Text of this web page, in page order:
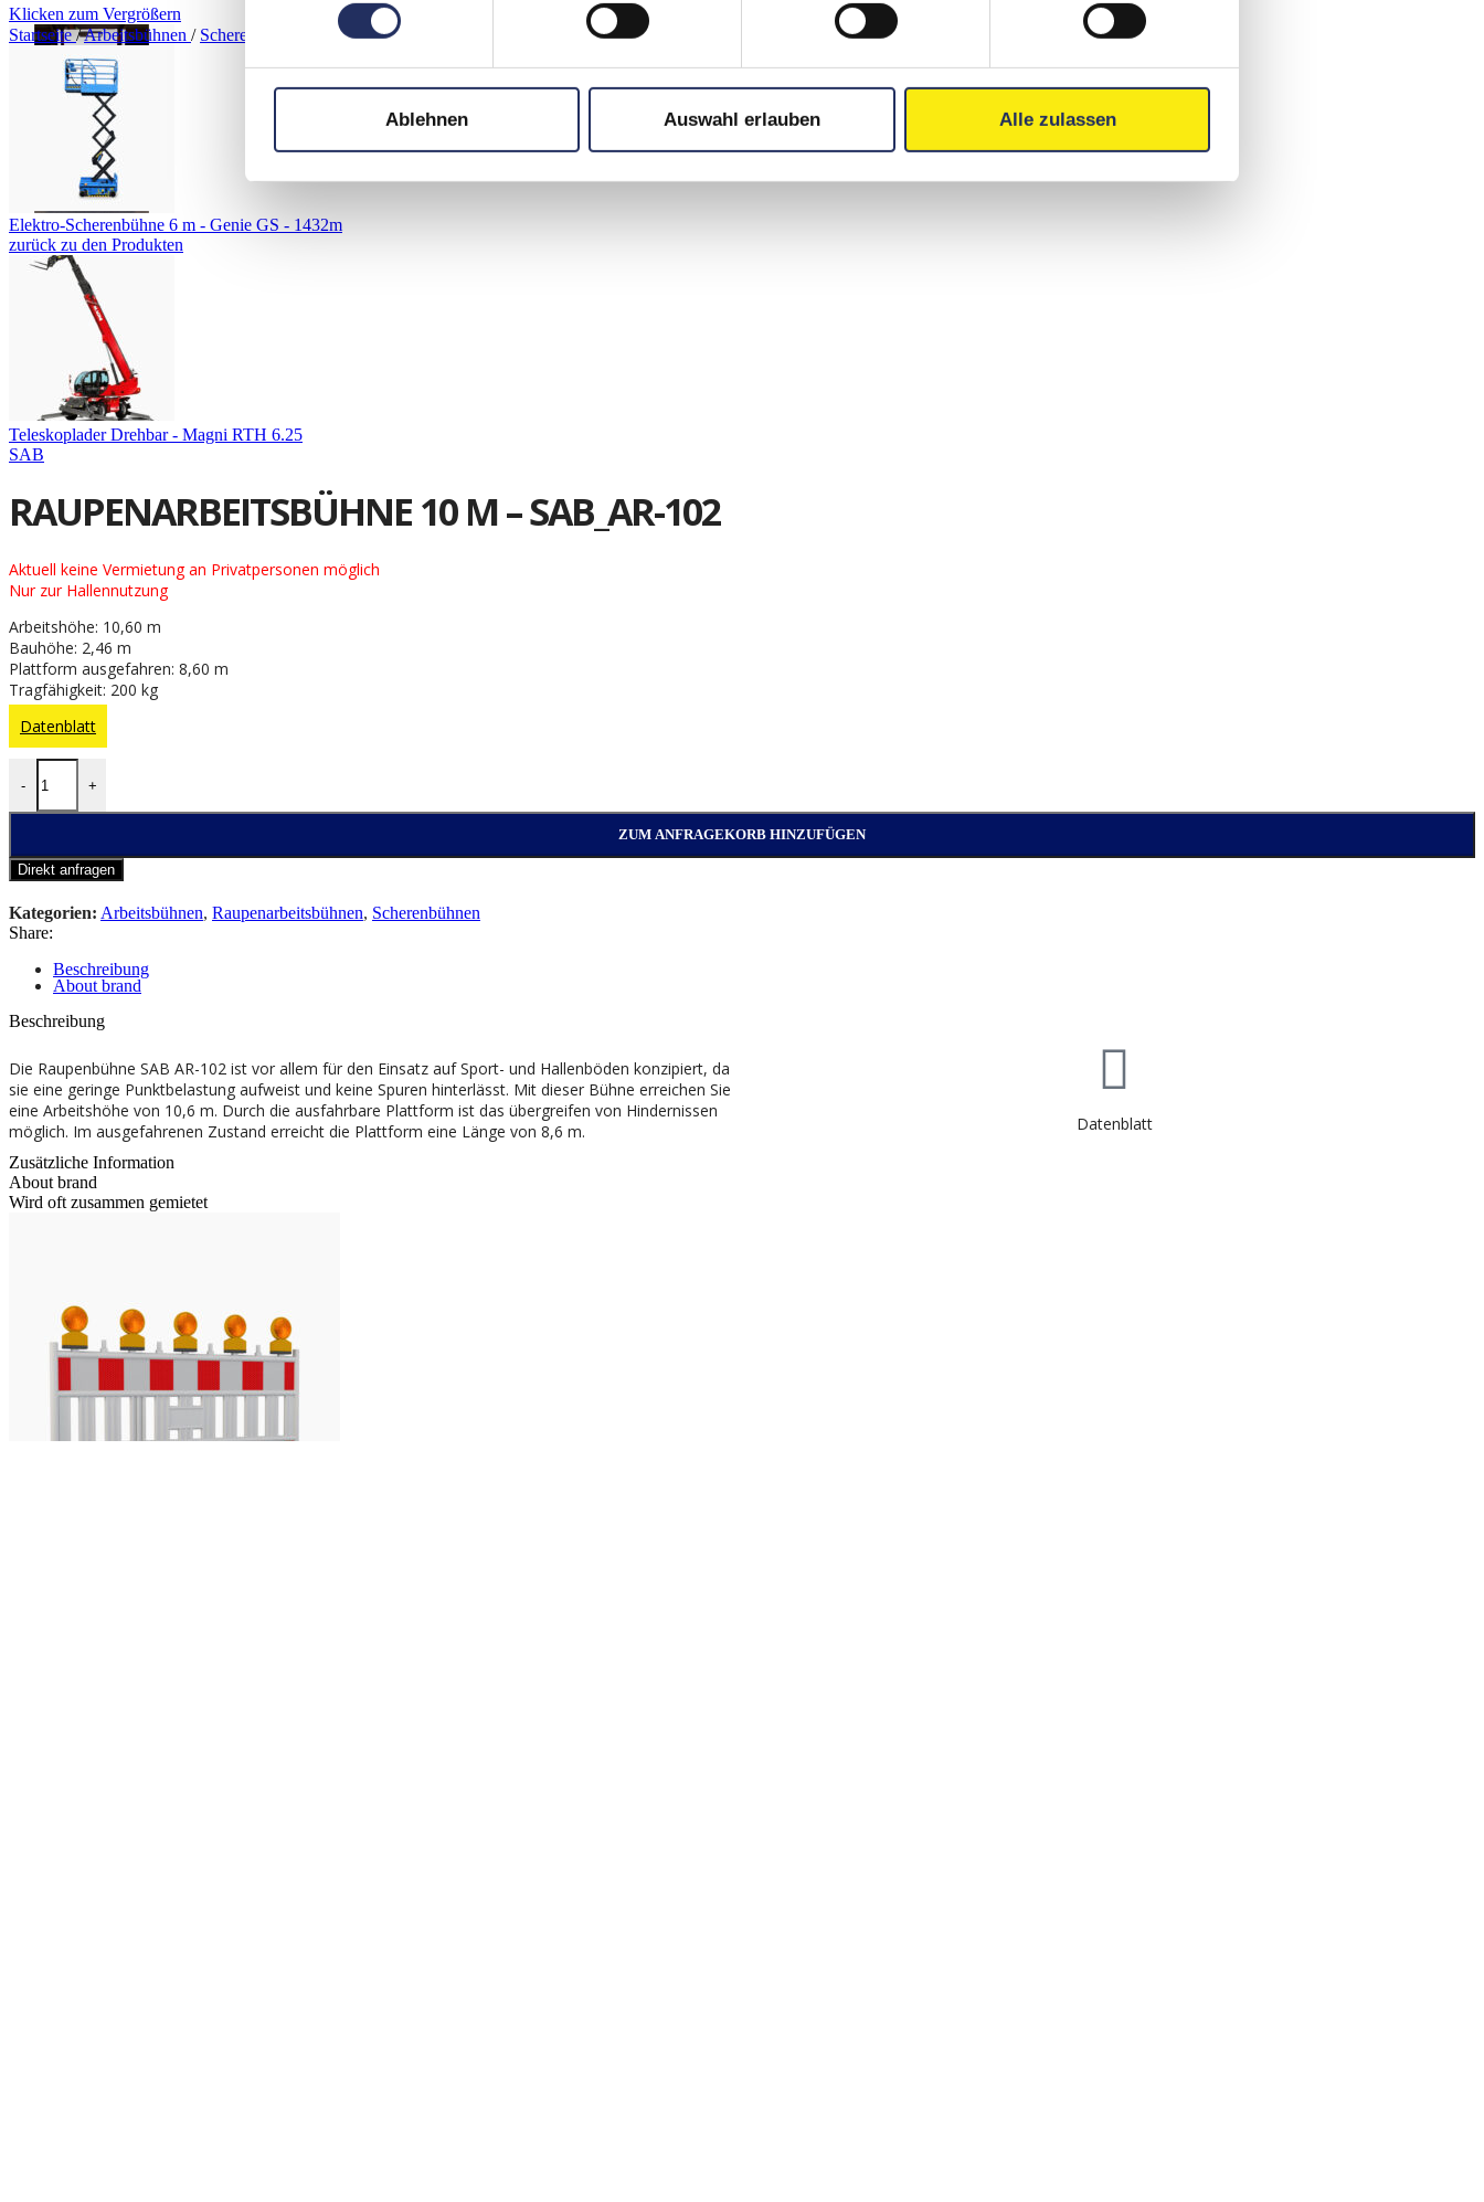
Ablehnen Auswahl erlauben Alle zulassen
Klicken zum Vergrößern
Startseite/Arbeitsbühnen / Scherenbühnen Raupenarbeitsbühne 10 m – SAB_AR-102
Elektro-Scherenbühne 6 m - Genie GS - 1432m
zurück zu den Produkten
Teleskoplader Drehbar - Magni RTH 6.25
SAB
RAUPENARBEITSBÜHNE 10 M – SAB_AR-102
Aktuell keine Vermietung an Privatpersonen möglich
Nur zur Hallennutzung
Arbeitshöhe: 10,60 m
Bauhöhe: 2,46 m
Plattform ausgefahren: 8,60 m
Tragfähigkeit: 200 kg
Datenblatt
- +
ZUM ANFRAGEKORB HINZUFÜGEN
Direkt anfragen
Kategorien: Arbeitsbühnen, Raupenarbeitsbühnen, Scherenbühnen
Share:
Beschreibung
About brand
Beschreibung
Die Raupenbühne SAB AR-102 ist vor allem für den Einsatz auf Sport- und Hallenböden konzipiert, da
sie eine geringe Punktbelastung aufweist und keine Spuren hinterlässt. Mit dieser Bühne erreichen Sie
eine Arbeitshöhe von 10,6 m. Durch die ausfahrbare Plattform ist das übergreifen von Hindernissen
möglich. Im ausgefahrenen Zustand erreicht die Plattform eine Länge von 8,6 m.
Datenblatt
Zusätzliche Information
About brand
Wird oft zusammen gemietet